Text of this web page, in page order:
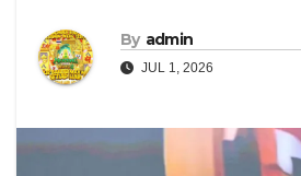
By admin
JUL 1, 2026